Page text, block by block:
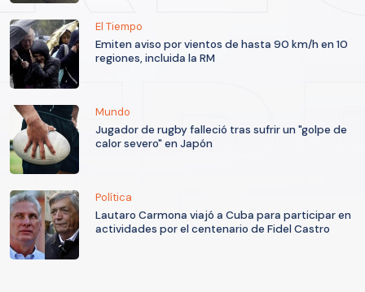
El Tiempo
Emiten aviso por vientos de hasta 90 km/h en 10
regiones, incluida la RM
Mundo
Jugador de rugby falleció tras sufrir un "golpe de
calor severo" en Japón
Política
Lautaro Carmona viajó a Cuba para participar en
actividades por el centenario de Fidel Castro